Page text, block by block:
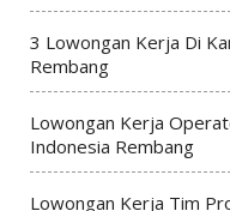
3 Lowongan Kerja Di
Rembang
Lowongan Kerja
Indonesia Rembang
Lowongan Kerja Tim